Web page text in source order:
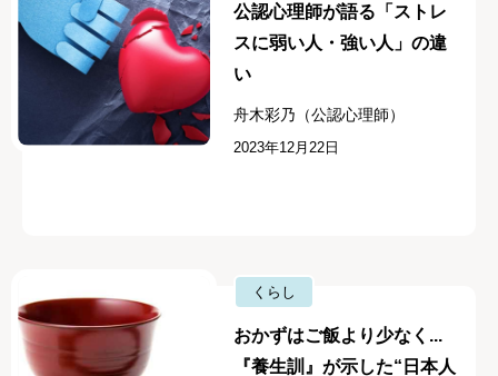
公認心理師が語る「ストレ
スに弱い人・強い人」の違
い
舟木彩乃（公認心理師）
2023年12月22日
くらし
おかずはご飯より少なく...
『養生訓』が示した“日本人